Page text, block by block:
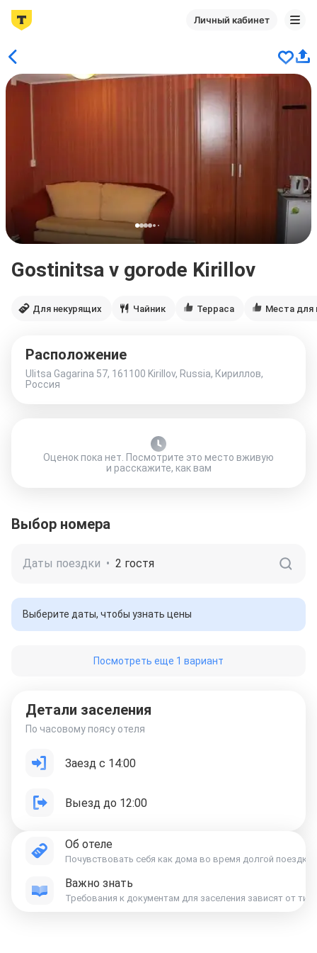
Личный кабинет
Gostinitsa v gorode Kirillov
Для некурящих Чайник Терраса Места для
Расположение
Ulitsa Gagarina 57, 161100 Kirillov, Russia, Кириллов,
Россия
Оценок пока нет. Посмотрите это место вживую
и расскажите, как вам
Выбор номера
Даты поездки • 2 гостя
Выберите даты, чтобы узнать цены
Посмотреть еще 1 вариант
Детали заселения
По часовому поясу отеля
Заезд с 14:00
Выезд до 12:00
Об отеле
Почувствовать себя как дома во время долгой поездки
Важно знать
Требования к документам для заселения зависят от